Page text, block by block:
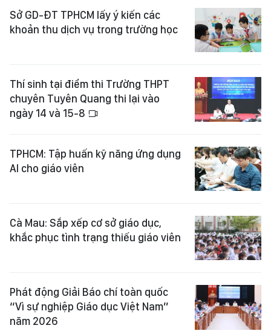
Sở GD-ĐT TPHCM lấy ý kiến các
khoản thu dịch vụ trong trường học
Thí sinh tại điểm thi Trường THPT
chuyên Tuyên Quang thi lại vào
ngày 14 và 15-8
TPHCM: Tập huấn kỹ năng ứng dụng
AI cho giáo viên
Cà Mau: Sắp xếp cơ sở giáo dục,
khắc phục tình trạng thiếu giáo viên
Phát động Giải Báo chí toàn quốc
“Vì sự nghiệp Giáo dục Việt Nam”
năm 2026